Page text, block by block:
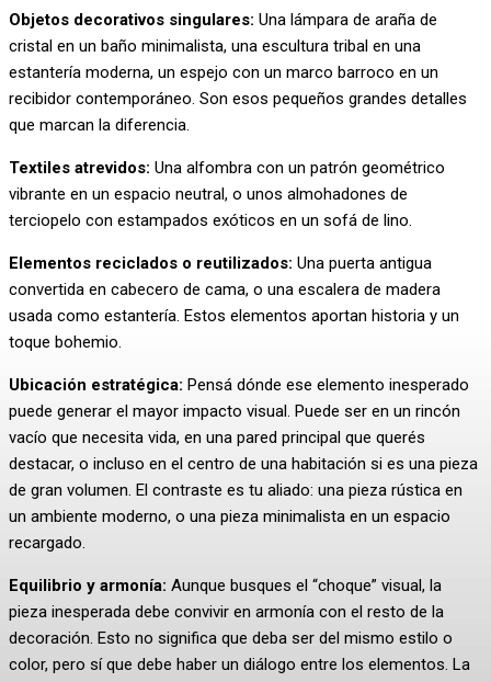
Objetos decorativos singulares: Una lámpara de araña de
cristal en un baño minimalista, una escultura tribal en una
estantería moderna, un espejo con un marco barroco en un
recibidor contemporáneo. Son esos pequeños grandes detalles
que marcan la diferencia.
Textiles atrevidos: Una alfombra con un patrón geométrico
vibrante en un espacio neutral, o unos almohadones de
terciopelo con estampados exóticos en un sofá de lino.
Elementos reciclados o reutilizados: Una puerta antigua
convertida en cabecero de cama, o una escalera de madera
usada como estantería. Estos elementos aportan historia y un
toque bohemio.
Ubicación estratégica: Pensá dónde ese elemento inesperado
puede generar el mayor impacto visual. Puede ser en un rincón
vacío que necesita vida, en una pared principal que querés
destacar, o incluso en el centro de una habitación si es una pieza
de gran volumen. El contraste es tu aliado: una pieza rústica en
un ambiente moderno, o una pieza minimalista en un espacio
recargado.
Equilibrio y armonía: Aunque busques el “choque” visual, la
pieza inesperada debe convivir en armonía con el resto de la
decoración. Esto no significa que deba ser del mismo estilo o
color, pero sí que debe haber un diálogo entre los elementos. La